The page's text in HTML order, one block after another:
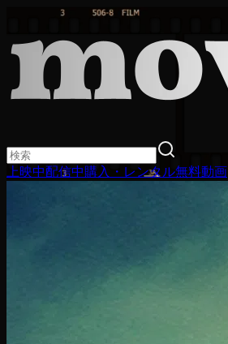
上映中配信中購入・レンタル無料動画